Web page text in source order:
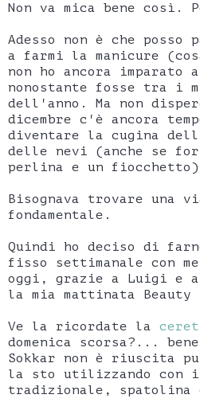
Non va mica bene
Adesso non è che posso
a farmi la manicure
non ho ancora imparato
nonostante fosse tra i
dell'anno. Ma non
dicembre c'è ancora
diventare la cugina
delle nevi (anche se
perlina e un
Bisognava trovare una
fondamentale.
Quindi ho deciso di
fisso settimanale con
oggi, grazie a Luigi e a
la mia mattinata Beauty
Ve la ricordate la
domenica scorsa?...
Sokkar non è riuscita
la sto utilizzando con
tradizionale,